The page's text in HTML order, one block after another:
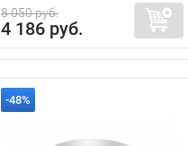
8 050 руб.
4 186 руб.
-48%